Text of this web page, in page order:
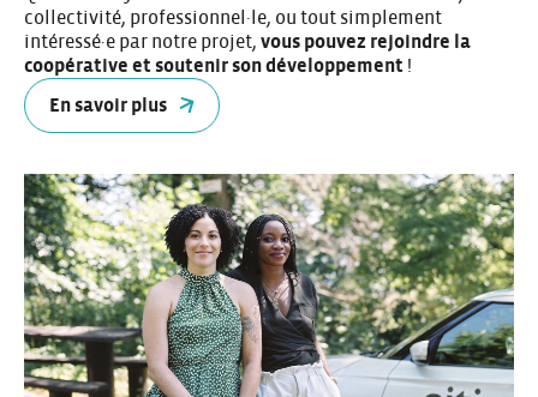
collectivité, professionnel·le, ou tout simplement
intéressé·e par notre projet, vous pouvez rejoindre la
coopérative et soutenir son développement !
En savoir plus